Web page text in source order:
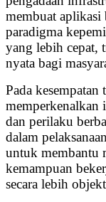
membuat aplikasi
paradigma
yang lebih cepat,
nyata bagi
Pada
memperkenalkan
dan perilaku
dalam
untuk membantu
kemampuan
secara lebih